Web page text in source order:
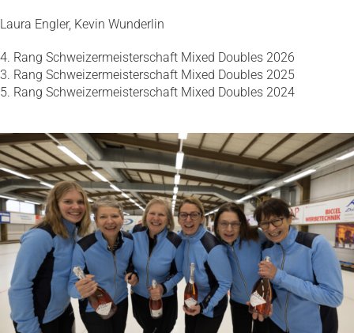
Laura Engler, Kevin Wunderlin
4. Rang Schweizermeisterschaft Mixed Doubles 2026
3. Rang Schweizermeisterschaft Mixed Doubles 2025
5. Rang Schweizermeisterschaft Mixed Doubles 2024